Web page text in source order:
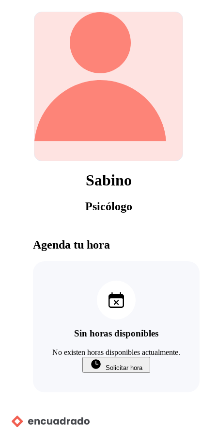
Sabino
Psicólogo
Agenda tu hora
Sin horas disponibles
No existen horas disponibles actualmente.
Solicitar hora